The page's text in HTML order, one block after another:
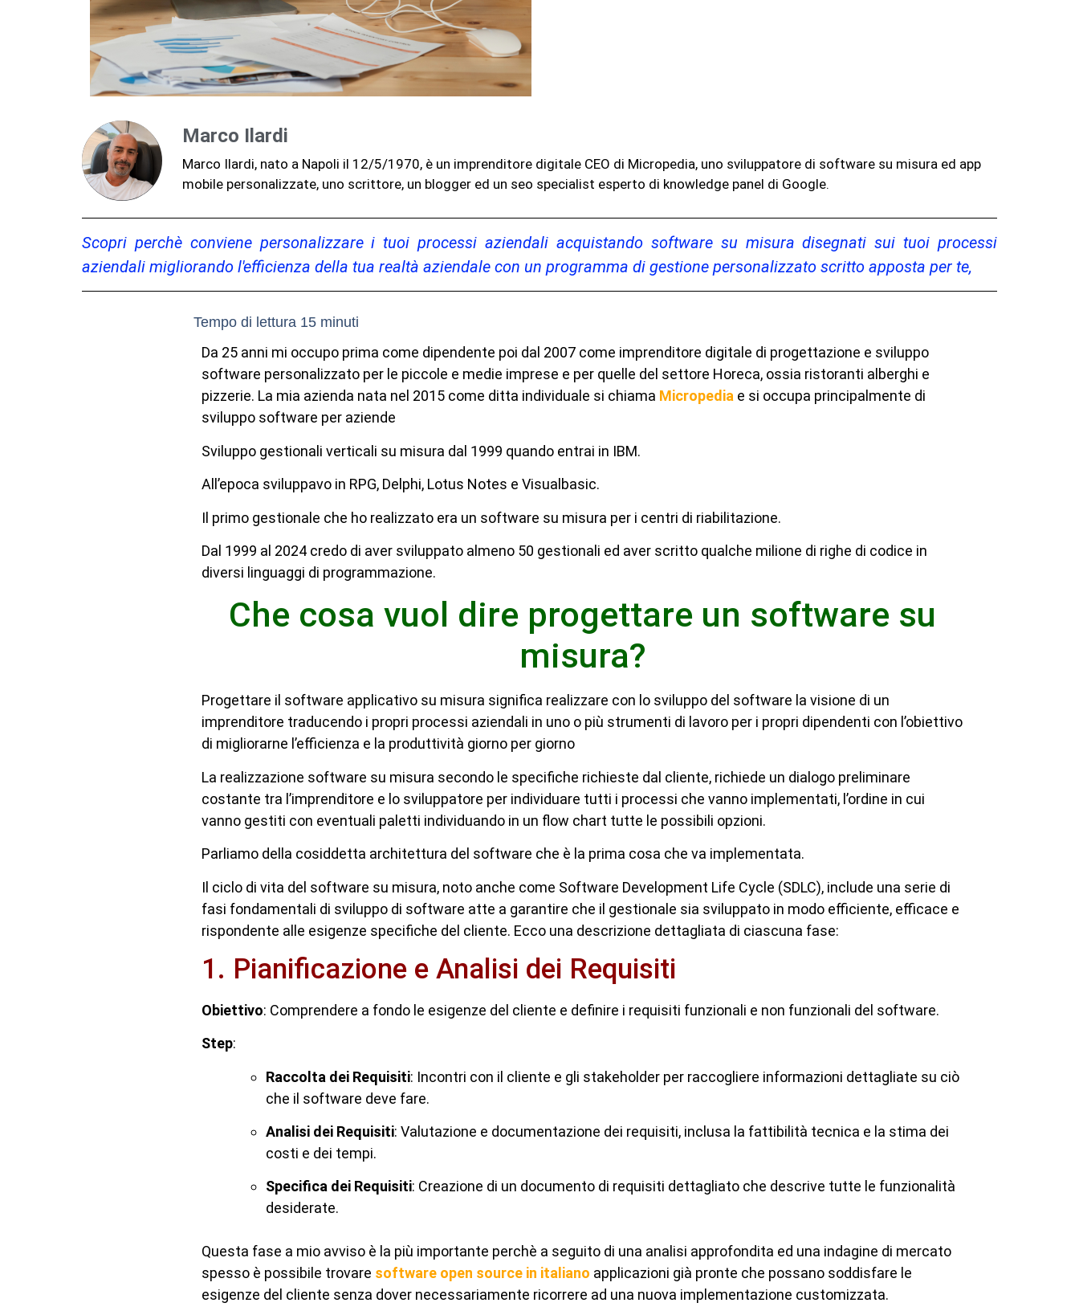
Marco Ilardi
Marco Ilardi, nato a Napoli il 12/5/1970, è un imprenditore digitale CEO di Micropedia, uno sviluppatore di software su misura ed app
mobile personalizzate, uno scrittore, un blogger ed un seo specialist esperto di knowledge panel di Google.
Scopri perchè conviene personalizzare i tuoi processi aziendali acquistando software su misura disegnati sui tuoi processi
aziendali migliorando l'efficienza della tua realtà aziendale con un programma di gestione personalizzato scritto apposta per te,
Da 25 anni mi occupo prima come dipendente poi dal 2007 come imprenditore digitale di progettazione e sviluppo
software personalizzato per le piccole e medie imprese e per quelle del settore Horeca, ossia ristoranti alberghi e
pizzerie. La mia azienda nata nel 2015 come ditta individuale si chiama Micropediae si occupa principalmente di
sviluppo software per aziende
Sviluppo gestionali verticali su misura dal 1999 quando entrai in IBM.
All’epoca sviluppavo in RPG, Delphi, Lotus Notes e Visualbasic.
Il primo gestionale che ho realizzato era un software su misura per i centri di riabilitazione.
Dal 1999 al 2024 credo di aver sviluppato almeno 50 gestionali ed aver scritto qualche milione di righe di codice in
diversi linguaggi di programmazione.
Che cosa vuol dire progettare un software su
misura?
Progettare il software applicativo su misura significa realizzare con lo sviluppo del software la visione di un
imprenditore traducendo i propri processi aziendali in uno o più strumenti di lavoro per i propri dipendenti con l’obiettivo
di migliorarne l’efficienza e la produttività giorno per giorno
La realizzazione software su misura secondo le specifiche richieste dal cliente, richiede un dialogo preliminare
costante tra l’imprenditore e lo sviluppatore per individuare tutti i processi che vanno implementati, l’ordine in cui
vanno gestiti con eventuali paletti individuando in un flow chart tutte le possibili opzioni.
Parliamo della cosiddetta architettura del software che è la prima cosa che va implementata.
Il ciclo di vita del software su misura, noto anche come Software Development Life Cycle (SDLC), include una serie di
fasi fondamentali di sviluppo di software atte a garantire che il gestionale sia sviluppato in modo efficiente, efficace e
rispondente alle esigenze specifiche del cliente. Ecco una descrizione dettagliata di ciascuna fase:
1. Pianificazione e Analisi dei Requisiti
Obiettivo: Comprendere a fondo le esigenze del cliente e definire i requisiti funzionali e non funzionali del software.
Step:
Raccolta dei Requisiti: Incontri con il cliente e gli stakeholder per raccogliere informazioni dettagliate su ciò
che il software deve fare.
Analisi dei Requisiti: Valutazione e documentazione dei requisiti, inclusa la fattibilità tecnica e la stima dei
costi e dei tempi.
Specifica dei Requisiti: Creazione di un documento di requisiti dettagliato che descrive tutte le funzionalità
desiderate.
Questa fase a mio avviso è la più importante perchè a seguito di una analisi approfondita ed una indagine di mercato
spesso è possibile trovare software open source in italiano applicazioni già pronte che possano soddisfare le
esigenze del cliente senza dover necessariamente ricorrere ad una nuova implementazione customizzata.